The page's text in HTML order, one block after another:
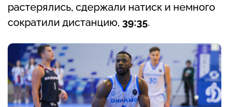
растерялись, сдержали натиск и немного
сократили дистанцию, 39:35.